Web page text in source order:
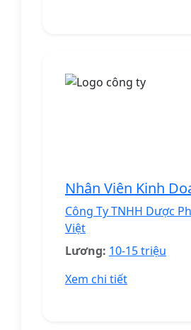
Nhân Viên Kinh
Công Ty TNHH Dược
Việt
Lương: 10-15 triệu
Xem chi tiết